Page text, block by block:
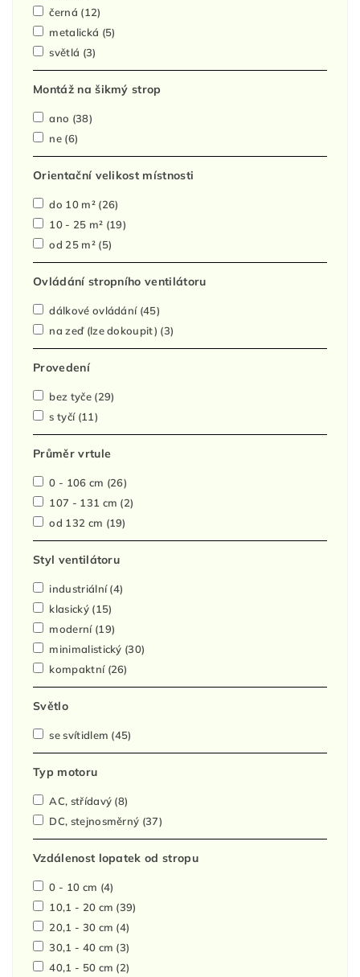
černá (12)
metalická (5)
světlá (3)
Montáž na šikmý strop
ano (38)
ne (6)
Orientační velikost místnosti
do 10 m² (26)
10 - 25 m² (19)
od 25 m² (5)
Ovládání stropního ventilátoru
dálkové ovládání (45)
na zeď (lze dokoupit) (3)
Provedení
bez tyče (29)
s tyčí (11)
Průměr vrtule
0 - 106 cm (26)
107 - 131 cm (2)
od 132 cm (19)
Styl ventilátoru
industriální(4)
klasický (15)
moderní (19)
minimalistický (30)
kompaktní (26)
Světlo
se svítidlem (45)
Typ motoru
AC, střídavý (8)
DC, stejnosměrný (37)
Vzdálenost lopatek od stropu
0 - 10 cm (4)
10,1 - 20 cm (39)
20,1 - 30 cm (4)
30,1 - 40 cm (3)
40,1 - 50 cm (2)